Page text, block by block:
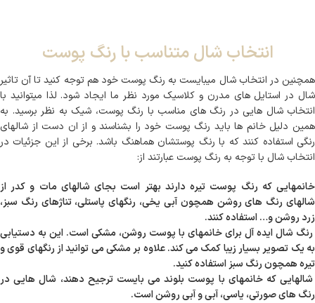
انتخاب شال متناسب با رنگ پوست
همچنین در انتخاب شال میبایست به رنگ پوست خود هم توجه کنید تا آن تاثیر
شال در استایل های مدرن و کلاسیک مورد نظر ما ایجاد شود. لذا میتوانید با
انتخاب شال هایی در رنگ های مناسب با رنگ پوست، شیک به نظر برسید. به
همین دلیل خانم ها باید رنگ پوست خود را بشناسند و از ان دست از شالهای
رنگی استفاده کنند که با رنگ پوستشان هماهنگ باشد. برخی از این جزئیات در
انتخاب شال با توجه به رنگ پوست عبارتند از:
خانمهایی که رنگ پوست تیره دارند بهتر است بجای شالهای مات و کدر از
شالهای رنگ های روشن همچون آبی یخی، رنگهای پاستلی، تناژهای رنگ سبز،
زرد روشن و… استفاده کنند.
رنگ شال ایده آل برای خانمهای با پوست روشن، مشکی است. این به دستیابی
به یک تصویر بسیار زیبا کمک می کند. علاوه بر مشکی می توانید از رنگهای قوی و
تیره همچون رنگ سبز استفاده کنید.
شالهایی که خانمهای با پوست بلوند می بایست ترجیح دهند، شال هایی در
رنگ های صورتی، یاسی، آبی و آبی روشن است.